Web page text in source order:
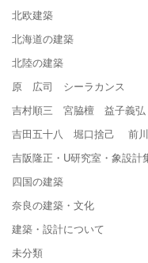
北欧建築
北海道の建築
北陸の建築
原 広司 シーラカンス
吉村順三 宮脇檀 益子義
吉田五十八 堀口捨己 前
吉阪隆正・U研究室・象設計
四国の建築
奈良の建築・文化
建築・設計について
未分類